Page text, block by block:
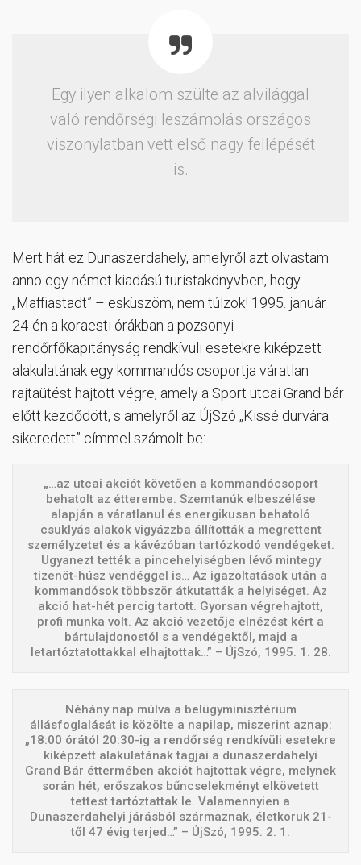
Egy ilyen alkalom szülte az alvilággal
való rendőrségi leszámolás országos
viszonylatban vett első nagy fellépését
is.
Mert hát ez Dunaszerdahely, amelyről azt olvastam
anno egy német kiadású turistakönyvben, hogy
„Maffiastadt” – esküszöm, nem túlzok! 1995. január
24-én a koraesti órákban a pozsonyi
rendőrfőkapitányság rendkívüli esetekre kiképzett
alakulatának egy kommandós csoportja váratlan
rajtaütést hajtott végre, amely a Sport utcai Grand bár
előtt kezdődött, s amelyről az ÚjSzó „Kissé durvára
sikeredett” címmel számolt be:
„…az utcai akciót követően a kommandócsoport
behatolt az étterembe. Szemtanúk elbeszélése
alapján a váratlanul és energikusan behatoló
csuklyás alakok vigyázzba állították a megrettent
személyzetet és a kávézóban tartózkodó vendégeket.
Ugyanezt tették a pincehelyiségben lévő mintegy
tizenöt-húsz vendéggel is… Az igazoltatások után a
kommandósok többször átkutatták a helyiséget. Az
akció hat-hét percig tartott. Gyorsan végrehajtott,
profi munka volt. Az akció vezetője elnézést kért a
bártulajdonostól s a vendégektől, majd a
letartóztatottakkal elhajtottak…” – ÚjSzó, 1995. 1. 28.
Néhány nap múlva a belügyminisztérium
állásfoglalását is közölte a napilap, miszerint aznap:
„18:00 órától 20:30-ig a rendőrség rendkívüli esetekre
kiképzett alakulatának tagjai a dunaszerdahelyi
Grand Bár éttermében akciót hajtottak végre, melynek
során hét, erőszakos bűncselekményt elkövetett
tettest tartóztattak le. Valamennyien a
Dunaszerdahelyi járásból származnak, életkoruk 21-
től 47 évig terjed…” – ÚjSzó, 1995. 2. 1.